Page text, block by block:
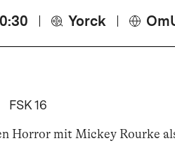
Yorck
FSK 16
Horror mit Mickey Rourke